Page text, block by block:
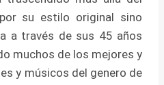
su estilo original sino
a través de sus 45 años
muchos de los mejores y
y músicos del genero de